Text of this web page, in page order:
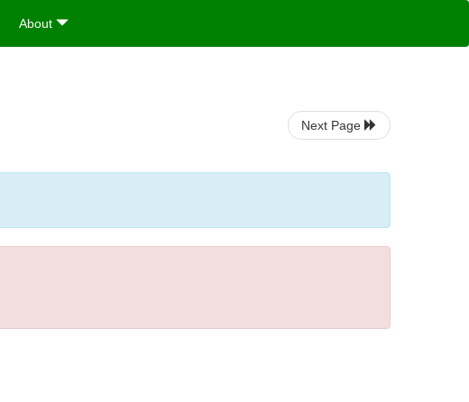
About
Next Page